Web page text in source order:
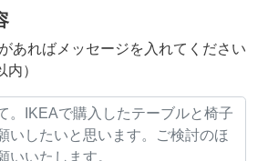
あればメッセージを入れてください
内）